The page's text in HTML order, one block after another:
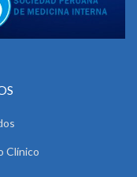
Clínico